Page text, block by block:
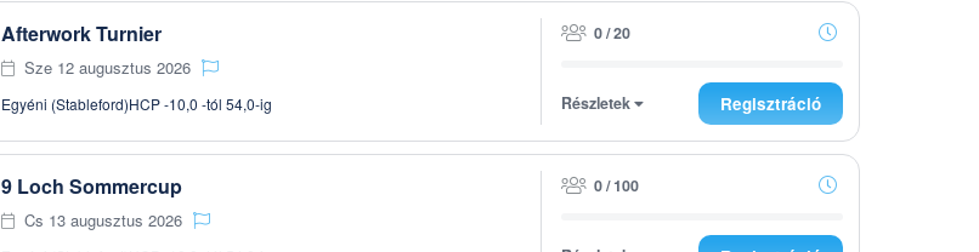
Afterwork Turnier
Sze 12 augusztus 2026
Egyéni (Stableford)HCP -10,0 -tól 54,0-ig
0 / 20
Részletek Regisztráció
9 Loch Sommercup
Cs 13 augusztus 2026
0 / 100